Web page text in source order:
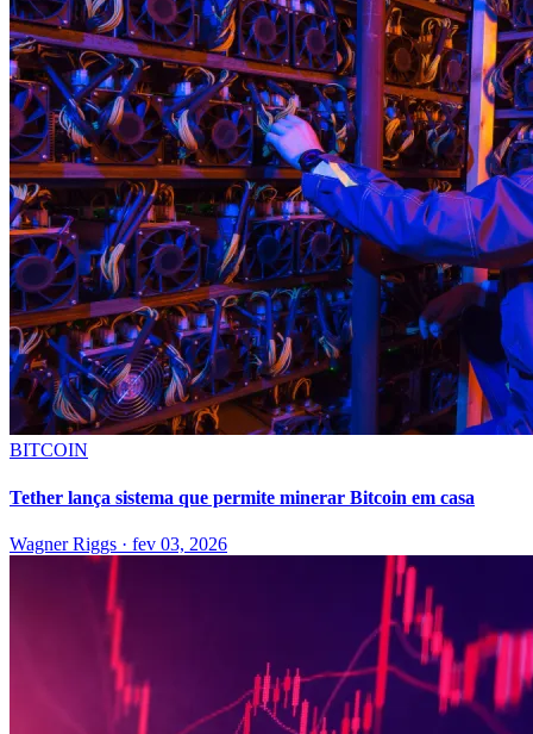
BITCOIN
Tether lança sistema que permite minerar Bitcoin em casa
Wagner Riggs · fev 03, 2026